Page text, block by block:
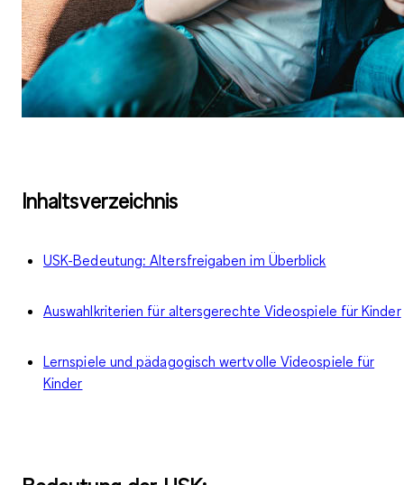
Inhaltsverzeichnis
USK-Bedeutung: Altersfreigaben im Überblick
Auswahlkriterien für altersgerechte Videospiele für Kinder
Lernspiele und pädagogisch wertvolle Videospiele für
Kinder